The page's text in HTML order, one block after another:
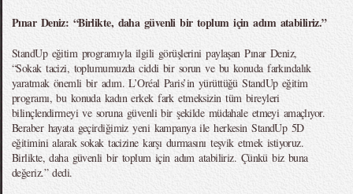
Pınar Deniz: “Birlikte, daha güvenli bir toplum için adım atabiliriz.”
StandUp eğitim programıyla ilgili görüşlerini paylaşan Pınar Deniz,
“Sokak tacizi, toplumumuzda ciddi bir sorun ve bu konuda farkındalık
yaratmak önemli bir adım. L’Oréal Paris’in yürüttüğü StandUp eğitim
programı, bu konuda kadın erkek fark etmeksizin tüm bireyleri
bilinçlendirmeyi ve soruna güvenli bir şekilde müdahale etmeyi amaçlıyor.
Beraber hayata geçirdiğimiz yeni kampanya ile herkesin StandUp 5D
eğitimini alarak sokak tacizine karşı durmasını teşvik etmek istiyoruz.
Birlikte, daha güvenli bir toplum için adım atabiliriz. Çünkü biz buna
değeriz.” dedi.